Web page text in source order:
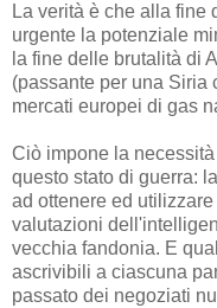
La verità è che alla fine
urgente la potenziale
la fine delle brutalità di
(passante per una Siria
mercati europei di gas
Ciò impone la
questo stato di guerra:
ad ottenere ed
valutazioni
vecchia fandonia. E
ascrivibili a ciascuna
passato dei negoziati